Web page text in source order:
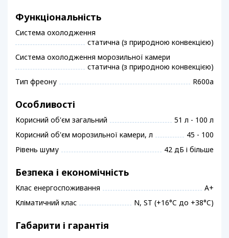
Функціональність
Система охолодження
статична (з природною конвекцією)
Система охолодження морозильної камери
статична (з природною конвекцією)
Тип фреону
R600a
Особливості
Корисний об'єм загальний
51 л - 100 л
Корисний об'єм морозильної камери, л
45 - 100
Рівень шуму
42 дБ і більше
Безпека і економічність
Клас енергоспоживання
A+
Кліматичний клас
N, ST (+16°C до +38°C)
Габарити і гарантія